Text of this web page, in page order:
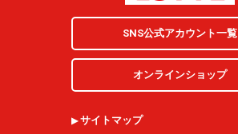
SNS公式アカウント一覧
オンラインショップ
サイトマップ